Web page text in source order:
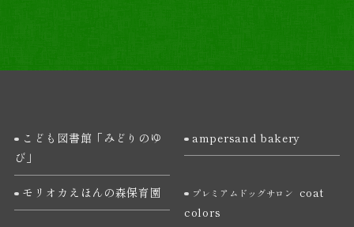
こども図書館「みどりのゆ
び」
ampersand bakery
モリオカえほんの森保育園 プレミアムドッグサロン
coat
colors